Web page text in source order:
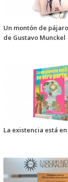
Un montón de
de Gustavo Munckel
La existencia está